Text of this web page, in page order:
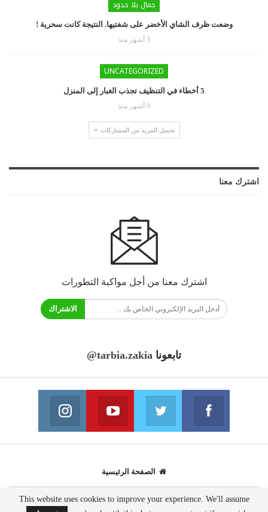
جمال بلا حدود
وضعت ظرف الشاي الأخضر على شفتيها. النتيجة كانت سحرية !
3 أشهر منذ
UNCATEGORIZED
5 أخطاء في التنظيف تجذب الغبار إلى المنزل
9 أشهر منذ
تحميل المزيد من المشاركات
اشترك معنا
اشترك معنا من أجل مواكبة التطورات
الاشتراك
تابعونا @tarbia.zakia
فايسبوك
انضم الينا انضم الينا
يوتيوب
انضم الينا
الصفحة الرئيسية
© 2020 - جميع الحقوق محفوظة.
This website uses cookies to improve your experience. We'll assume